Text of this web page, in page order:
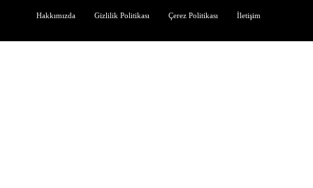
Hakkımızda Gizlilik Politikası Çerez Politikası İletişim